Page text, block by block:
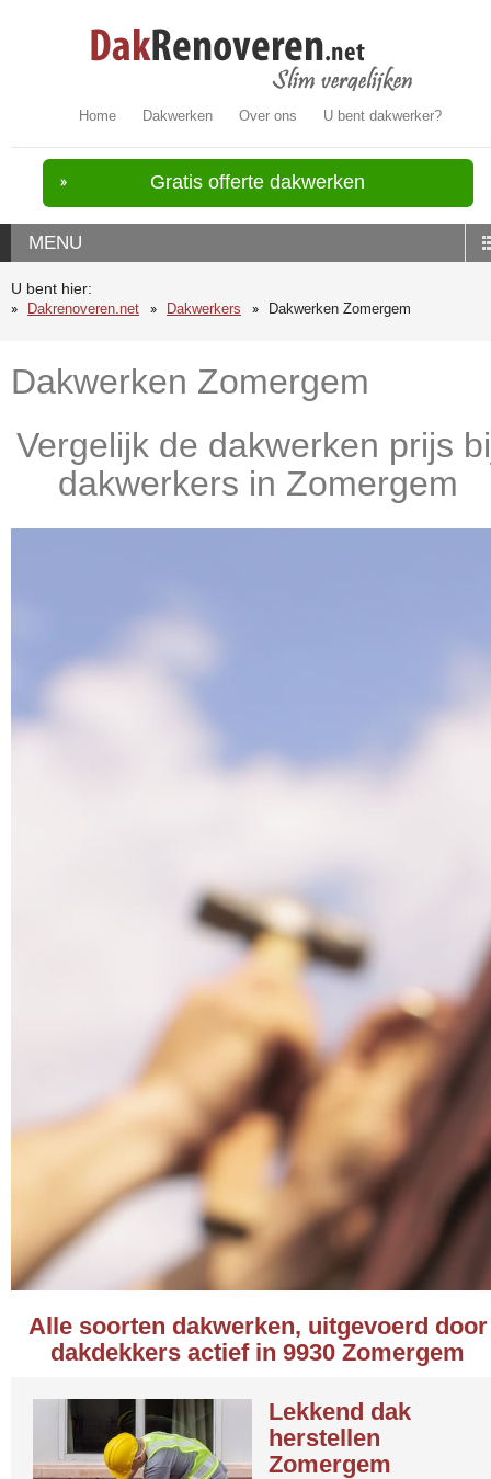
Home Dakwerken Over ons U bent dakwerker?
Gratis offerte dakwerken
MENU
U bent hier:
Dakrenoveren.net
Dakwerkers Dakwerken Zomergem
Dakwerken Zomergem
Vergelijk de dakwerken prijs
dakwerkers in Zomergem
Alle soorten dakwerken, uitgevoerd door
dakdekkers actief in 9930 Zomergem
Lekkend dak
herstellen
Zomergem